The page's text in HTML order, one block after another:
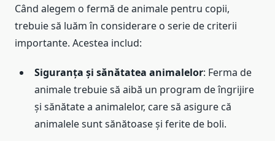
Când alegem o fermă de animale pentru copii,
trebuie să luăm în considerare o serie de criterii
importante. Acestea includ:
Siguranța și sănătatea animalelor: Ferma de
animale trebuie să aibă un program de îngrijire
și sănătate a animalelor, care să asigure că
animalele sunt sănătoase și ferite de boli.